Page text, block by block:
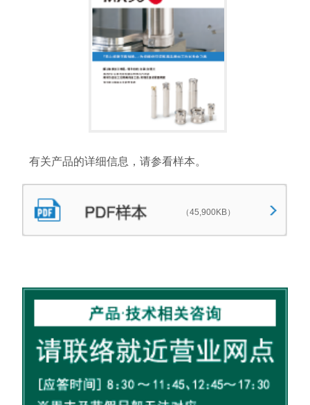
有关产品的详细信息，请参看样本。
（45,900KB）